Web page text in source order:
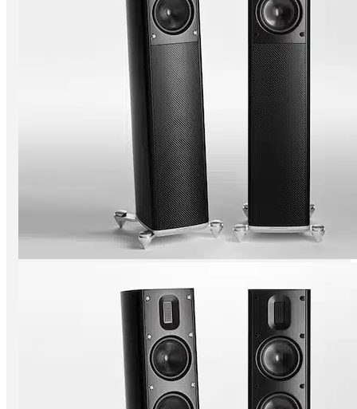
CD/ SACD Player
Wandler
Festplatten/ Server
Digital Zubehör
Verstärker
Vollverstärker
Vorverstärker
Endverstärker
Röhrenverstärker
Streaming Verstärker
Lautsprecher
Lautsprecher aktiv
Lautsprecher passiv
Netzwerk/Wifi Lautsprecher
Lautsprecherzubehör
Kopfhörer
In-Ear
Kopfhörer kabellos
Kopfhörerverstärker
Kopfhörerständer
Radios & Multiroom
Radios
Multiroom Systeme
All in One Anlagen
portable Audio Player